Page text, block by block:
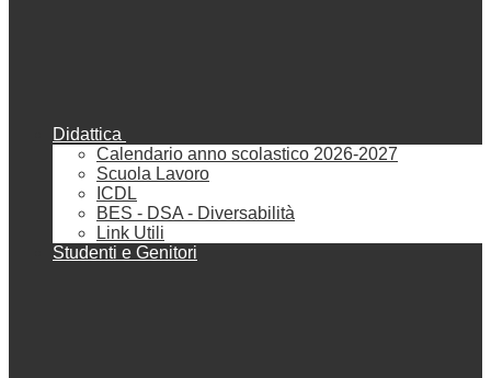
Didattica
Calendario anno scolastico 2026-2027
Scuola Lavoro
ICDL
BES - DSA - Diversabilità
Link Utili
Studenti e Genitori